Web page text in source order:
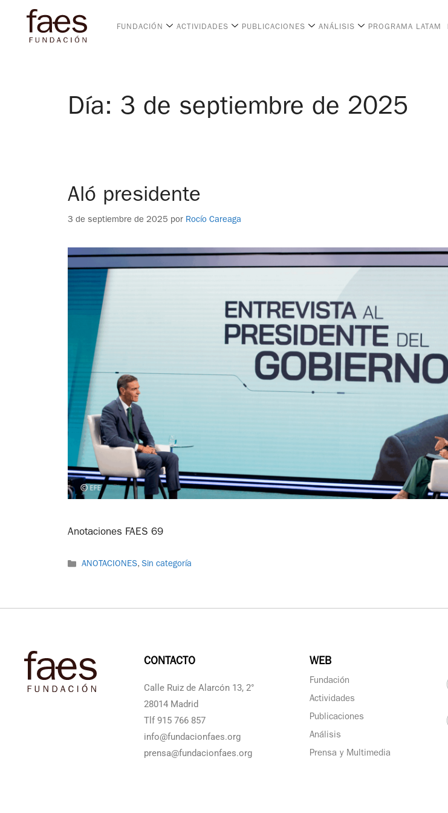
FUNDACIÓN ACTIVIDADES PUBLICACIONES ANÁLISIS PROGRAMA LATAM
Día: 3 de septiembre de 2025
Aló presidente
3 de septiembre de 2025 por Rocío Careaga
Anotaciones FAES 69
ANOTACIONES,Sin categoría
CONTACTO
Calle Ruiz de Alarcón 13, 2°
28014 Madrid
Tlf 915 766 857
info@fundacionfaes.org
prensa@fundacionfaes.org
WEB
Fundación
Actividades
Publicaciones
Análisis
Prensa y Multimedia